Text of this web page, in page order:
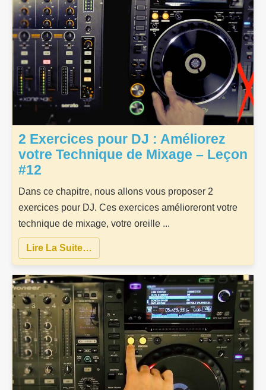
2 Exercices pour DJ : Améliorez
votre Technique de Mixage – Leçon
#12
Dans ce chapitre, nous allons vous proposer 2
exercices pour DJ. Ces exercices amélioreront votre
technique de mixage, votre oreille ...
Lire La Suite…